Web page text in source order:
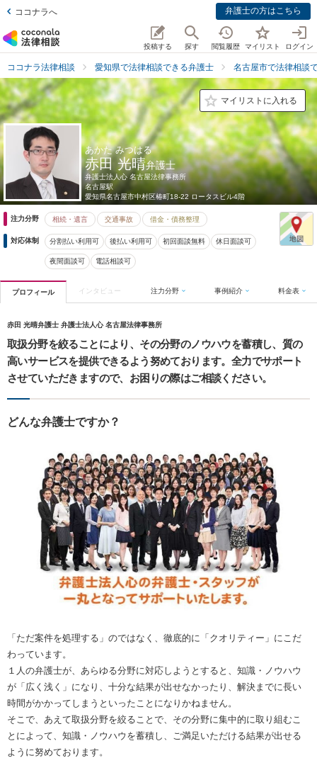
ココナラへ 弁護士の方はこちら
投稿する 探す 閲覧履歴 マイリスト ログイン
ココナラ法律相談 愛知県で法律相談できる弁護士 名古屋市で法律相談
マイリストに入れる
あかた みつはる
赤田 光晴弁護士
弁護士法人心 名古屋法律事務所
名古屋駅
愛知県名古屋市中村区椿町18-22 ロータスビル4階
注力分野 相続・遺言 交通事故 借金・債務整理
対応体制 分割払い利用可 後払い利用可 初回面談無料 休日面談可
夜間面談可 電話相談可
プロフィール インタビュー 注力分野 事例紹介 料金表
赤田 光晴弁護士 弁護士法人心 名古屋法律事務所
取扱分野を絞ることにより、その分野のノウハウを蓄積し、質の
高いサービスを提供できるよう努めております。全力でサポート
させていただきますので、お困りの際はご相談ください。
どんな弁護士ですか？
「ただ案件を処理する」のではなく、徹底的に「クオリティー」にこだ
わっています。
１人の弁護士が、あらゆる分野に対応しようとすると、知識・ノウハウ
が「広く浅く」になり、十分な結果が出せなかったり、解決までに長い
時間がかかってしまうといったことになりかねません。
そこで、あえて取扱分野を絞ることで、その分野に集中的に取り組むこ
とによって、知識・ノウハウを蓄積し、ご満足いただける結果が出せる
ように努めております。